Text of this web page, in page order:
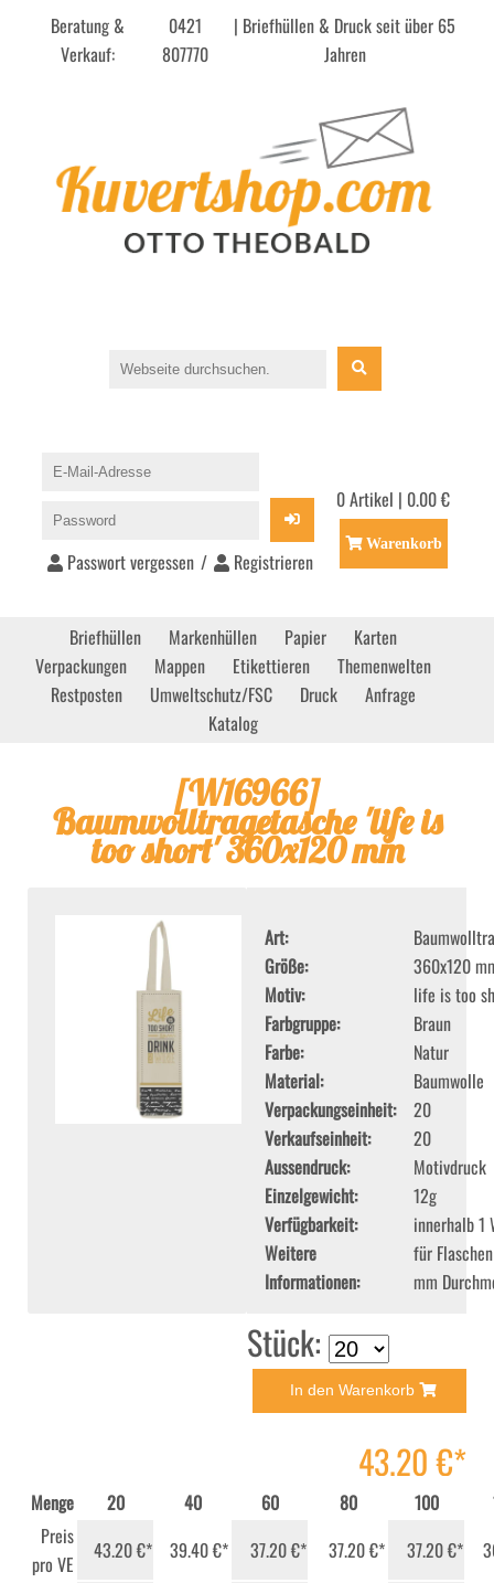
Beratung &
Verkauf:
0421
807770
| Briefhüllen & Druck seit über 65
Jahren
Passwort vergessen / Registrieren
0 Artikel | 0.00 €
Warenkorb
Briefhüllen Markenhüllen Papier
Karten
Verpackungen
Mappen Etikettieren
Themenwelten
Restposten
Umweltschutz/FSC Druck
Anfrage
Katalog
[W16966]
Baumwolltragetasche 'life is
too short' 360x120 mm
Art
Größe
360x120
Motiv
life is too
Farbgruppe
Braun
Farbe
Natur
Material
Baumwolle
Verpackungseinheit
20
Verkaufseinheit
20
Aussendruck
Motivdruck
Einzelgewicht
12g
Verfügbarkeit
innerhalb 1
Weitere
Informationen
für
mm
Stück:
In den Warenkorb
43.20 €*
Menge 20 40 60 80 100
Preis
pro VE
43.20 €* 39.40 €* 37.20 €* 37.20 €* 37.20 €*